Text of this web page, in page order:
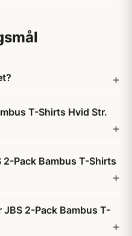
T-Shirts Hvid Str.
Pack Bambus T-Shirts
2-Pack Bambus T-